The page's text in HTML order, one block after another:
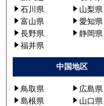
石川県
山梨県
富山県
愛知県
長野県
静岡県
福井県
中国地区
鳥取県
広島県
島根県
山口県